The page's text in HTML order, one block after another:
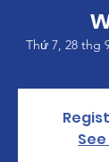
Thứ 7, 28 thg